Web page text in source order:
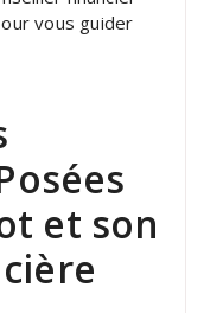
vous guider
et son